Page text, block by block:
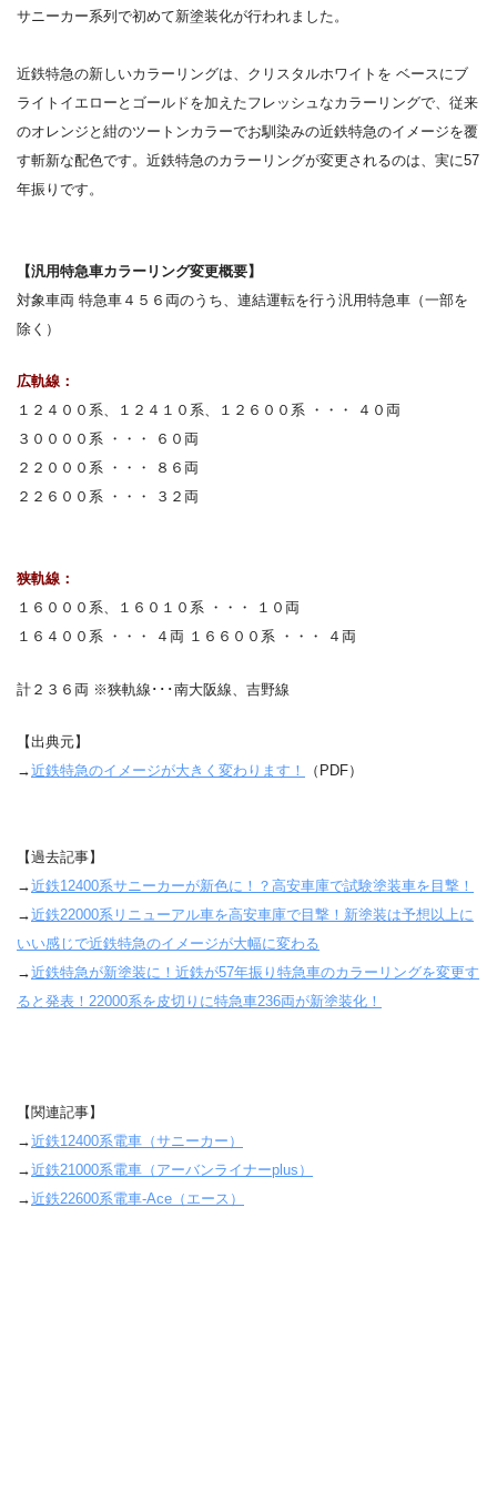
サニーカー系列で初めて新塗装化が行われました。
近鉄特急の新しいカラーリングは、 クリスタルホワイトを ベースにブ
ライトイエローとゴールドを加えたフレッシュなカラーリングで、 従来
のオレンジと紺のツートンカラーでお馴染みの近鉄特急のイメージを覆
す斬新な配色です。近鉄特急のカラーリングが変更されるのは、実に57
年振りです。
【汎用特急車カラーリング変更概要】
対象車両 特急車４５６両のうち、連結運転を行う汎用特急車（一部を
除く）
広軌線：
１２４００系、１２４１０系、１２６００系 ・・・ ４０両
３００００系 ・・・ ６０両
２２０００系 ・・・ ８６両
２２６００系 ・・・ ３２両
狭軌線：
１６０００系、１６０１０系 ・・・ １０両
１６４００系 ・・・ ４両 １６６００系 ・・・ ４両
計２３６両 ※狭軌線･･･南大阪線、吉野線
【出典元】
→近鉄特急のイメージが大きく変わります！ （PDF）
【過去記事】
→近鉄12400系サニーカーが新色に！？高安車庫で試験塗装車を目撃！
→近鉄22000系リニューアル車を高安車庫で目撃！新塗装は予想以上に
いい感じで近鉄特急のイメージが大幅に変わる
→近鉄特急が新塗装に！近鉄が57年振り特急車のカラーリングを変更す
ると発表！22000系を皮切りに特急車236両が新塗装化！
【関連記事】
→近鉄12400系電車（サニーカー）
→近鉄21000系電車（アーバンライナーplus）
→近鉄22600系電車-Ace（エース）